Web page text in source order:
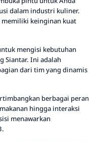
dalam industri kuliner.
memiliki keinginan kuat
mengisi kebutuhan
Siantar. Ini adalah
dari tim yang dinamis
berbagai peran
hingga interaksi
menawarkan